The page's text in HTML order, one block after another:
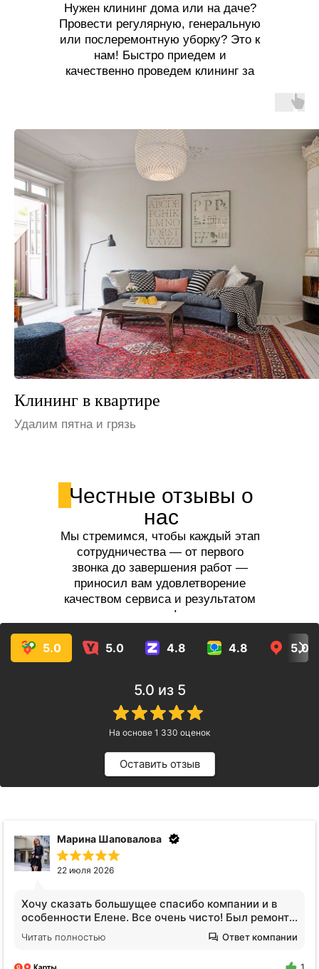
Нужен клининг дома или на даче?
Провести регулярную, генеральную
или послеремонтную уборку? Это к
нам! Быстро приедем и
качественно проведем клининг за
Клининг на даче
Устраним неприятные запахи
Честные отзывы о
нас
Мы стремимся, чтобы каждый этап
сотрудничества — от первого
звонка до завершения работ —
приносил вам удовлетворение
качеством сервиса и результатом
услуг!
5.0 5.0 4.8 4.8 5.0
5.0 из 5
На основе 1 330 оценок
Оставить отзыв
Марина Шаповалова
22 июля 2026
Хочу сказать большущее спасибо компании и в
особенности Елене. Все очень чисто! Был ремонт в
ванной, и вся студия была в пыли. Я пришла и
просто афигела от чистого воздуха!!! Просто
Читать полностью Ответ компании